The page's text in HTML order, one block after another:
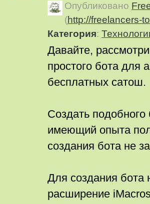
Опубликовано
(http://freelancers-
Категория:
Давайте,
простого бота для
бесплатных сатош.
Создать
имеющий опыта
создания бота не
Для создания бота
расширение